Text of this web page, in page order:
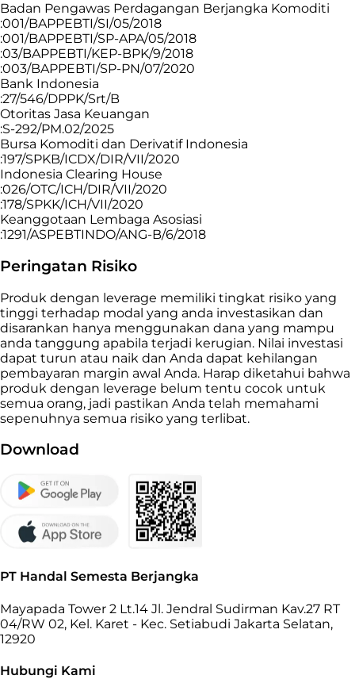
Badan Pengawas Perdagangan Berjangka Komoditi
:001/BAPPEBTI/SI/05/2018
:001/BAPPEBTI/SP-APA/05/2018
:03/BAPPEBTI/KEP-BPK/9/2018
:003/BAPPEBTI/SP-PN/07/2020
Bank Indonesia
:27/546/DPPK/Srt/B
Otoritas Jasa Keuangan
:S-292/PM.02/2025
Bursa Komoditi dan Derivatif Indonesia
:197/SPKB/ICDX/DIR/VII/2020
Indonesia Clearing House
:026/OTC/ICH/DIR/VII/2020
:178/SPKK/ICH/VII/2020
Keanggotaan Lembaga Asosiasi
:1291/ASPEBTINDO/ANG-B/6/2018
Peringatan Risiko
Produk dengan leverage memiliki tingkat risiko yang
tinggi terhadap modal yang anda investasikan dan
disarankan hanya menggunakan dana yang mampu
anda tanggung apabila terjadi kerugian. Nilai investasi
dapat turun atau naik dan Anda dapat kehilangan
pembayaran margin awal Anda. Harap diketahui bahwa
produk dengan leverage belum tentu cocok untuk
semua orang, jadi pastikan Anda telah memahami
sepenuhnya semua risiko yang terlibat.
Download
PT Handal Semesta Berjangka
Mayapada Tower 2 Lt.14 Jl. Jendral Sudirman Kav.27 RT
04/RW 02, Kel. Karet - Kec. Setiabudi Jakarta Selatan,
12920
Hubungi Kami